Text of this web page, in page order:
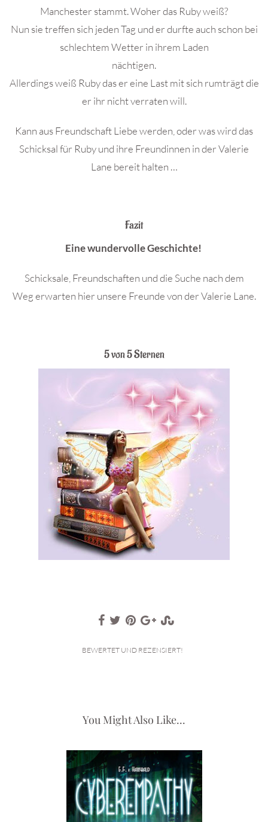
Manchester stammt. Woher das Ruby weiß?
Nun sie treffen sich jeden Tag und er durfte auch schon bei
schlechtem Wetter in ihrem Laden
nächtigen.
Allerdings weiß Ruby das er eine Last mit sich rumträgt die
er ihr nicht verraten will.
Kann aus Freundschaft Liebe werden, oder was wird das
Schicksal für Ruby und ihre Freundinnen in der Valerie
Lane bereit halten …
Fazit
Eine wundervolle Geschichte!
Schicksale, Freundschaften und die Suche nach dem
Weg erwarten hier unsere Freunde von der Valerie Lane.
5 von 5 Sternen
BEWERTET UND REZENSIERT!
You Might Also Like...